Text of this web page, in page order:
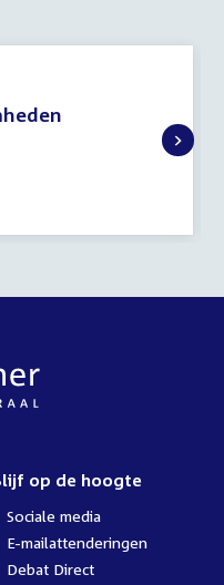
op de hoogte
Sociale media
E-mailattenderingen
Debat Direct